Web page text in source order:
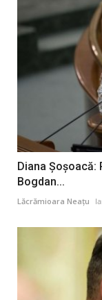
Diana Şoşoacă:
Bogdan...
Lăcrămioara Neațu